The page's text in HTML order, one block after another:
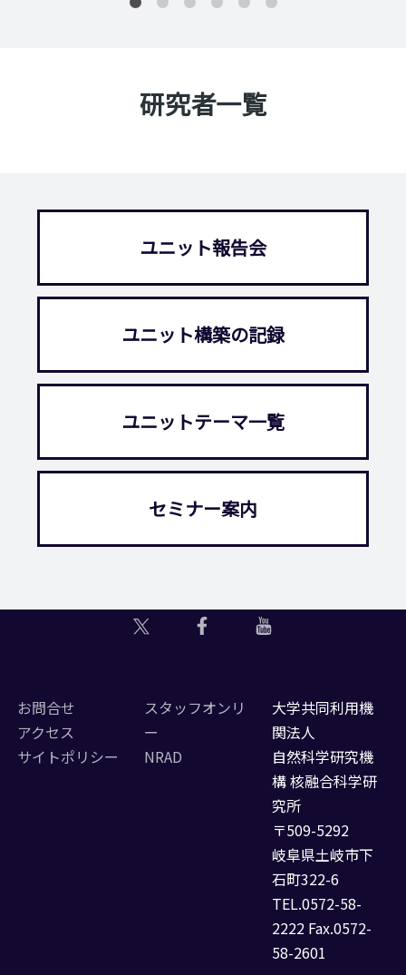
研究者一覧
ユニット報告会
ユニット構築の記録
ユニットテーマ一覧
セミナー案内
お問合せ
アクセス
サイトポリシー
スタッフオンリ
ー
NRAD
大学共同利用機
関法人
自然科学研究機
構 核融合科学研
究所
〒509-5292
岐阜県土岐市下
石町322-6
TEL.0572-58-
2222 Fax.0572-
58-2601